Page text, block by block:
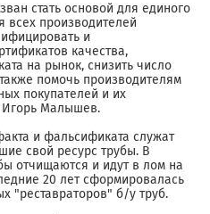
стать основой для единого
всех производителей
и
качества,
на рынок, снизить число
помочь производителям
покупателей и их
Игорь Малышев.
и фальсификата служат
свой ресурс трубы. В
отчищаются и идут в лом на
20 лет сформировалась
"реставраторов" б/у труб.